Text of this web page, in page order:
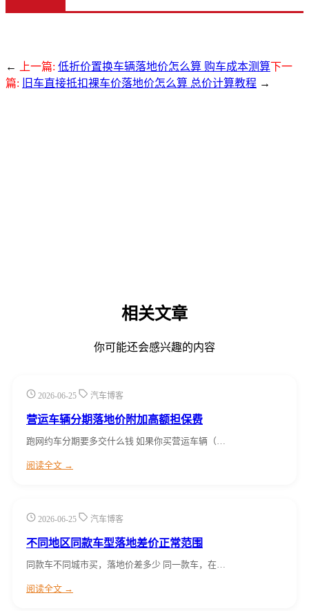
← 上一篇: 低折价置换车辆落地价怎么算 购车成本测算下一
篇:
旧车直接抵扣裸车价落地价怎么算 总价计算教程 →
相关文章
你可能还会感兴趣的内容
2026-06-25 汽车博客
营运车辆分期落地价附加高额担保费
跑网约车分期要多交什么钱 如果你买营运车辆（…
阅读全文 →
2026-06-25 汽车博客
不同地区同款车型落地差价正常范围
同款车不同城市买，落地价差多少 同一款车，在…
阅读全文 →